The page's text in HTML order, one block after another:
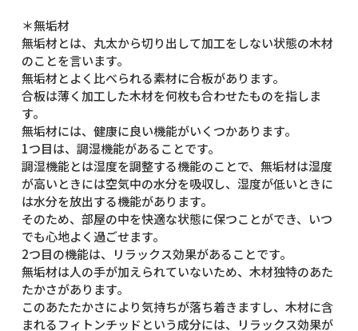
＊無垢材
無垢材とは、丸太から切り出して加工をしない状態の木材
のことを言います。
無垢材とよく比べられる素材に合板があります。
合板は薄く加工した木材を何枚も合わせたものを指しま
す。
無垢材には、健康に良い機能がいくつかあります。
1つ目は、調湿機能があることです。
調湿機能とは湿度を調整する機能のことで、無垢材は湿度
が高いときには空気中の水分を吸収し、湿度が低いときに
は水分を放出する機能があります。
そのため、部屋の中を快適な状態に保つことができ、いつ
でも心地よく過ごせます。
2つ目の機能は、リラックス効果があることです。
無垢材は人の手が加えられていないため、木材独特のあた
たかさがあります。
このあたたかさにより気持ちが落ち着きますし、木材に含
まれるフィトンチッドという成分には、リラックス効果が